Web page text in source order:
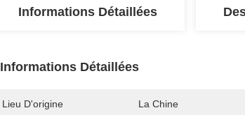
Informations Détaillées
Informations Détaillées
Lieu D'origine La Chine